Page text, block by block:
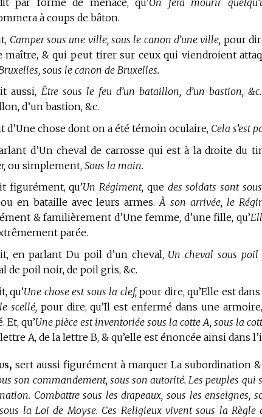
à coups de bâton.
Camper sous une ville, sous le canon d’une ville, pour
maître, & qui peut tirer sur ceux qui viendroient
sous le canon de Bruxelles.
aussi, Être sous le feu d’un bataillon, d’un bastion, &c.
d’un bastion, &c.
d’Une chose dont on a été témoin oculaire, Cela s’est
d’Un cheval de carrosse qui est à la droite du
ou simplement, Sous la main.
figurément, qu’Un Régiment, que des soldats sont
en bataille avec leurs armes.À son arrivée, le
& familièrement d’Une femme, d’une fille, qu’
parée.
en parlant Du poil d’un cheval, Un cheval sous
de poil noir, de poil gris, &c.
qu’Une chose est sous la clef,pour dire, qu’Elle est
scellé, pour dire, qu’Il est enfermé dans une
Et, qu’Une pièce est inventoriée sous la cotte A, sous la
A, de la lettre B, & qu’elle est énoncée ainsi dans
sert aussi figurément à marquer La subordination &
son commandement, sous son autorité. Les peuples qui
Combattre sous les drapeaux, sous les enseignes,
la Loi de Moyse. Ces Religieux vivent sous la